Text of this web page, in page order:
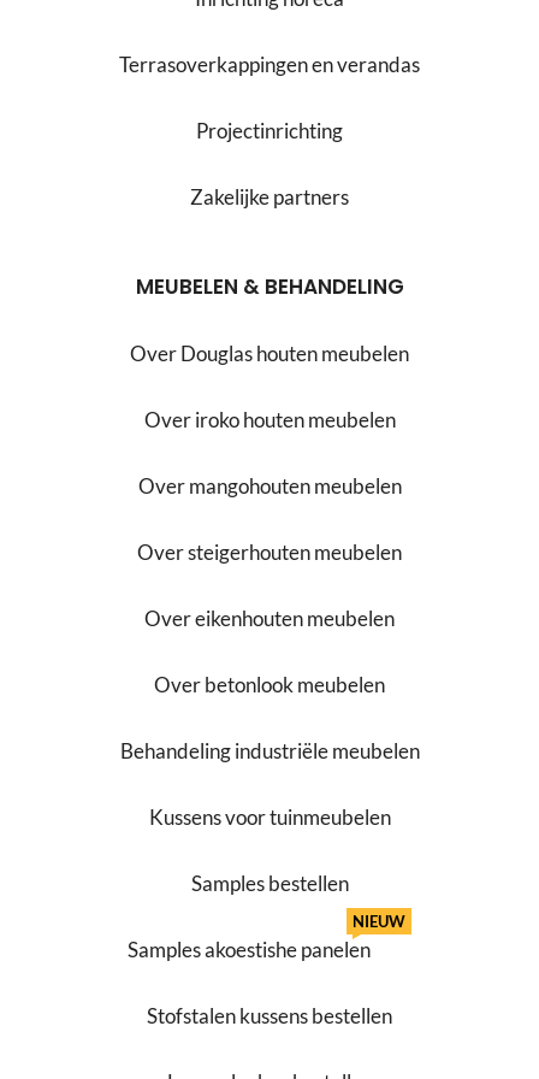
Terrasoverkappingen en verandas
Projectinrichting
Zakelijke partners
MEUBELEN & BEHANDELING
Over Douglas houten meubelen
Over iroko houten meubelen
Over mangohouten meubelen
Over steigerhouten meubelen
Over eikenhouten meubelen
Over betonlook meubelen
Behandeling industriële meubelen
Kussens voor tuinmeubelen
Samples bestellen
Samples akoestishe panelen
NIEUW
Stofstalen kussens bestellen